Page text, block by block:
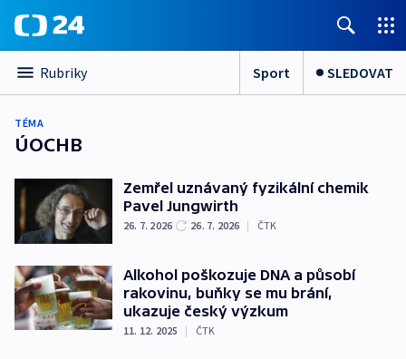
Rubriky Sport SLEDOVAT
TÉMA
ÚOCHB
Zemřel uznávaný fyzikální chemik
Pavel Jungwirth
26. 7. 2026 26. 7. 2026 | ČTK
Alkohol poškozuje DNA a působí
rakovinu, buňky se mu brání,
ukazuje český výzkum
11. 12. 2025 | ČTK